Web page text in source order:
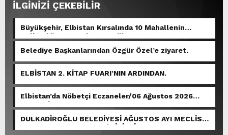
İLGİNİZİ ÇEKEBİLİR
Büyükşehir, Elbistan Kırsalında 10 Mahallenin
Kullandığı Grup Yolunu Yeniliyor.
Belediye Başkanlarından Özgür Özel’e ziyaret.
ELBİSTAN 2. KİTAP FUARI’NIN ARDINDAN.
Elbistan’da Nöbetçi Eczaneler/06 Ağustos 2026
Perşembe
DULKADİROĞLU BELEDİYESİ AĞUSTOS AYI MECLİS
TOPLANTISI GERÇEKLEŞTİRİLDİ.